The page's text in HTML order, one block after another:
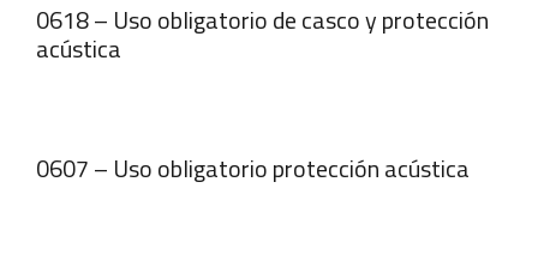
0618 – Uso obligatorio de casco y protección
acústica
0607 – Uso obligatorio protección acústica